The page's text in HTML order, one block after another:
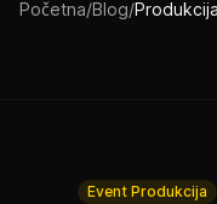
Početna/Blog/
Event Produkcija